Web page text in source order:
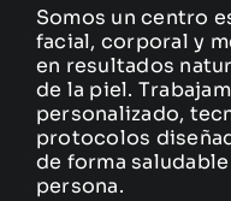
Somos un centro
facial, corporal y
en resultados
de la piel.
personalizado,
protocolos
de forma
persona.